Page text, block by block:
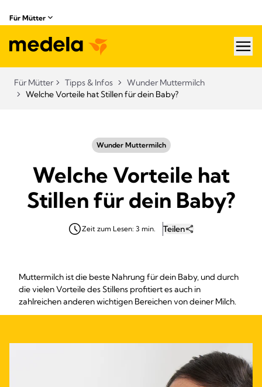
Für Mütter
Für Mütter Tipps & Infos
Wunder Muttermilch
Welche Vorteile hat Stillen für dein Baby?
Wunder Muttermilch
Welche Vorteile hat
Stillen für dein Baby?
Zeit zum Lesen: 3 min. Teilen
Muttermilch ist die beste Nahrung für dein Baby, und durch
die vielen Vorteile des Stillens profitiert es auch in
zahlreichen anderen wichtigen Bereichen von deiner Milch.